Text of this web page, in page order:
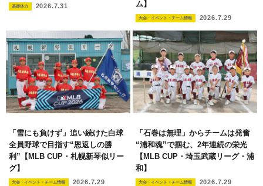
基礎体力 2026.7.31 ム】
大会・イベント・チーム情報 2026.7.29
「雪にも負けず」追い続けた白球
全員野球で目指す“恩返しの勝
利”【MLB CUP・札幌新琴似リー
グ】
大会・イベント・チーム情報 2026.7.29
「石巻は無理」からチームは発奮
“浦和魂”で掴む、2年連続の栄光
【MLB CUP・埼玉武蔵リーグ・浦
和】
大会・イベント・チーム情報 2026.7.29